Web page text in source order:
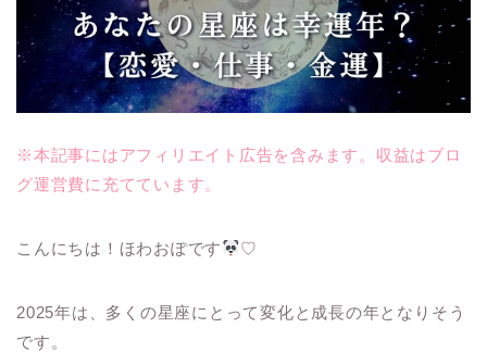
※本記事にはアフィリエイト広告を含みます。収益はブロ
グ運営費に充てています。
こんにちは！ほわおぽです ♡
2025年は、多くの星座にとって変化と成長の年となりそう
です。